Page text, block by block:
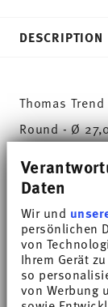
Daten
Wir und
persönlichen
von
Ihrem Gerät
so
von Werbung
DESCRIPTION
Thomas
Round - Ø
Trend White
most popular
Colour sets
nature of the
With Moon